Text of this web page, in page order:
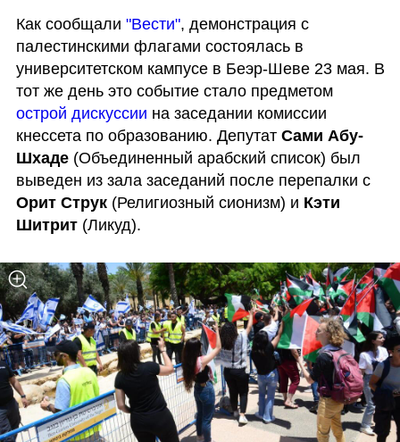
Как сообщали "Вести", демонстрация с
палестинскими флагами состоялась в
университетском кампусе в Беэр-Шеве 23 мая. В
тот же день это событие стало предметом
острой дискуссии на заседании комиссии
кнессета по образованию. Депутат Сами Абу-
Шхаде (Объединенный арабский список) был
выведен из зала заседаний после перепалки с
Орит Струк (Религиозный сионизм) и Кэти
Шитрит (Ликуд).